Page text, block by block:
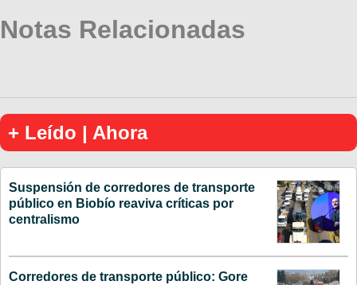
Notas Relacionadas
+ Leído | Ahora
Suspensión de corredores de transporte
público en Biobío reaviva críticas por
centralismo
Corredores de transporte público: Gore